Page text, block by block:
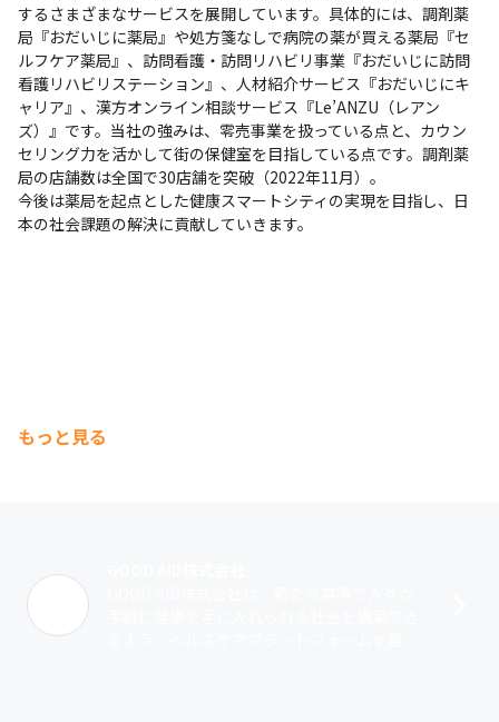
するさまざまなサービスを展開しています。具体的には、調剤薬
局『おだいじに薬局』や処方箋なしで病院の薬が買える薬局『セ
ルフケア薬局』、訪問看護・訪問リハビリ事業『おだいじに訪問
看護リハビリステーション』、人材紹介サービス『おだいじにキ
ャリア』、漢方オンライン相談サービス『Le’ANZU（レアン
ズ）』です。当社の強みは、零売事業を扱っている点と、カウン
セリング力を活かして街の保健室を目指している点です。調剤薬
局の店舗数は全国で30店舗を突破（2022年11月）。
今後は薬局を起点とした健康スマートシティの実現を目指し、日
本の社会課題の解決に貢献していきます。
もっと見る